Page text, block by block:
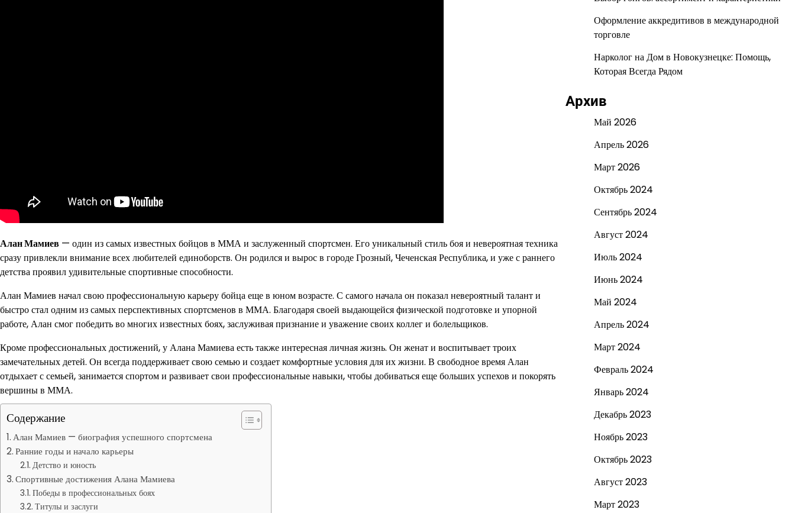
Алан Мамиев — один из самых известных бойцов в ММА и заслуженный спортсмен. Его уникальный стиль боя и невероятная техника
сразу привлекли внимание всех любителей единоборств. Он родился и вырос в городе Грозный, Чеченская Республика, и уже с раннего
детства проявил удивительные спортивные способности.
Алан Мамиев начал свою профессиональную карьеру бойца еще в юном возрасте. С самого начала он показал невероятный талант и
быстро стал одним из самых перспективных спортсменов в ММА. Благодаря своей выдающейся физической подготовке и упорной
работе, Алан смог победить во многих известных боях, заслуживая признание и уважение своих коллег и болельщиков.
Кроме профессиональных достижений, у Алана Мамиева есть также интересная личная жизнь. Он женат и воспитывает троих
замечательных детей. Он всегда поддерживает свою семью и создает комфортные условия для их жизни. В свободное время Алан
отдыхает с семьей, занимается спортом и развивает свои профессиональные навыки, чтобы добиваться еще больших успехов и покорять
вершины в ММА.
Содержание
Алан Мамиев — биография успешного спортсмена
Ранние годы и начало карьеры
Детство и юность
Спортивные достижения Алана Мамиева
Победы в профессиональных боях
Титулы и заслуги
Оформление аккредитивов в международной
торговле
Нарколог на Дом в Новокузнецке: Помощь,
Которая Всегда Рядом
Архив
Май 2026
Апрель 2026
Март 2026
Октябрь 2024
Сентябрь 2024
Август 2024
Июль 2024
Июнь 2024
Май 2024
Апрель 2024
Март 2024
Февраль 2024
Январь 2024
Декабрь 2023
Ноябрь 2023
Октябрь 2023
Август 2023
Март 2023